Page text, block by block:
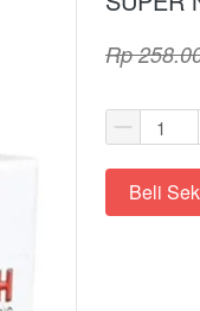
Rp
`Beli